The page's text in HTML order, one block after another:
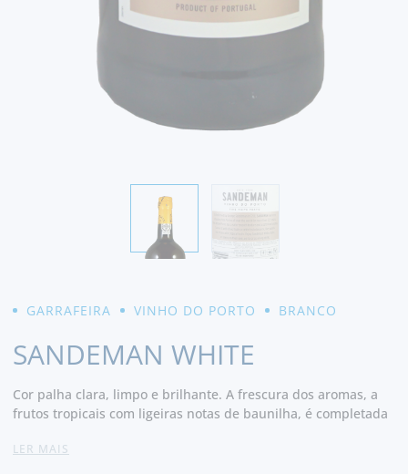
GARRAFEIRA VINHO DO PORTO BRANCO
SANDEMAN WHITE
Cor palha clara, limpo e brilhante. A frescura dos aromas, a
frutos tropicais com ligeiras notas de baunilha, é completada
secura natural do vinho com um toque de doçura residual.
LER MAIS